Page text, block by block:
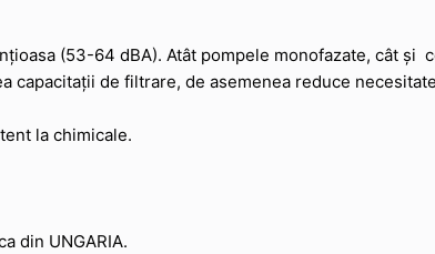
(53-64 dBA). Atât pompele monofazate, cât
capacitații de filtrare, de asemenea reduce
la chimicale.
din UNGARIA.